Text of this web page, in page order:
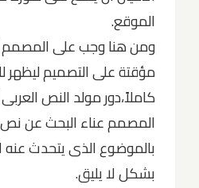
الموقع.
ومن هنا وجب على
مؤقتة على التصميم
كاملاً،دور مولد النص
المصمم عناء البحث عن نص
بالموضوع الذى يتحدث
بشكل لا يليق.